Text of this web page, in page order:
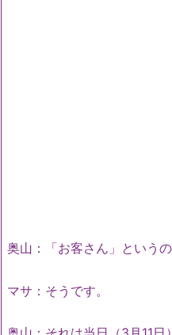
奥山：「お客さん」というの
マサ：そうです。